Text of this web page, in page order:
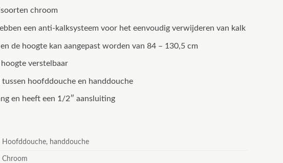
chroom
een anti-kalksysteem voor het eenvoudig verwijderen van kalk
de hoogte kan aangepast worden van 84 – 130,5 cm
verstelbaar
hoofddouche en handdouche
en heeft een 1/2″ aansluiting
Hoofddouche, handdouche
Chroom